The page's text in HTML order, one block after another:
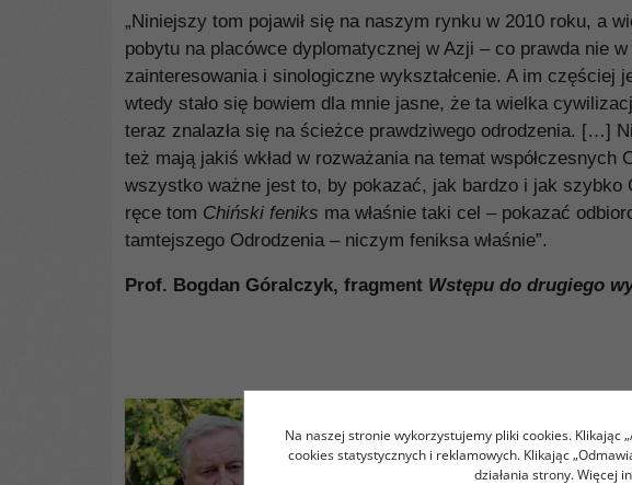
„Niniejszy tom pojawił się na naszym rynku w 2010 roku, a
pobytu na placówce dyplomatycznej w Azji – co prawda nie
zainteresowania i sinologiczne wykształcenie. A im częściej
wtedy stało się bowiem dla mnie jasne, że ta wielka
teraz znalazła się na ścieżce prawdziwego odrodzenia. […]
też mają jakiś wkład w rozważania na temat
wszystko ważne jest to, by pokazać, jak bardzo i jak szybko
ręce tom Chiński feniks ma właśnie taki cel – pokazać
tamtejszego Odrodzenia – niczym feniksa właśnie”.
Prof. Bogdan Góralczyk, fragment Wstępu do drugiego
Na naszej stronie wykorzystujemy pliki cookies. Klikając
cookies statystycznych i reklamowych. Klikając
działania strony. Więcej